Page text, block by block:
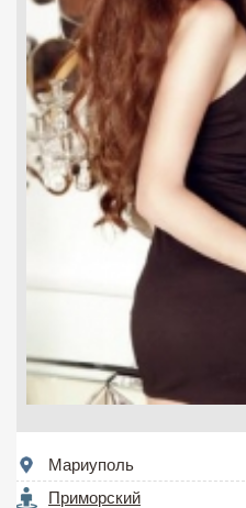
Мариуполь
Приморский